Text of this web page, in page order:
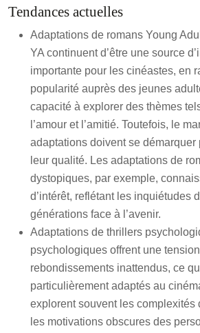
Tendances actuelles
Adaptations de romans Young
YA continuent d’être une source
importante pour les cinéastes, en
popularité auprès des jeunes
capacité à explorer des thèmes
l’amour et l’amitié. Toutefois, le
adaptations doivent se
leur qualité. Les adaptations de
dystopiques, par exemple,
d’intérêt, reflétant les inquiétudes
générations face à l’avenir.
Adaptations de thrillers
psychologiques offrent une
rebondissements inattendus, ce
particulièrement adaptés au
explorent souvent les complexités
les motivations obscures des